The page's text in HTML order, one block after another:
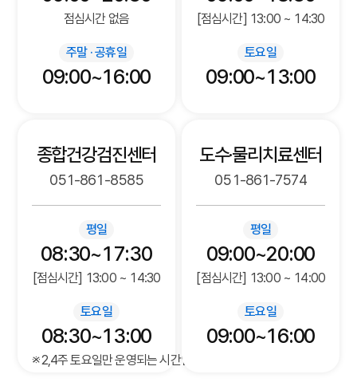
점심시간 없음
주말 · 공휴일
09:00~16:00
[점심시간] 13:00 ~ 14:30
토요일
09:00~13:00
종합건강검진센터
051-861-8585
평일
08:30~17:30
[점심시간] 13:00 ~ 14:30
토요일
08:30~13:00
※2,4주 토요일만 운영되는 시간입니다.
도수·물리치료센터
051-861-7574
평일
09:00~20:00
[점심시간] 13:00 ~ 14:00
토요일
09:00~16:00